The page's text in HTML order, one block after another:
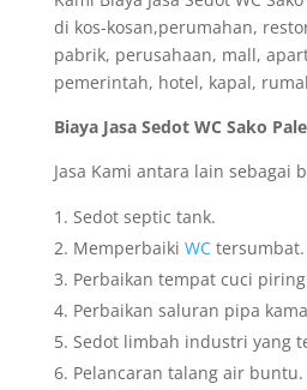
di kos-kosan,perumahan,
pabrik, perusahaan, mall,
pemerintah, hotel, kapal,
Biaya Jasa Sedot WC Sako
Jasa Kami antara lain sebagai
Sedot septic tank.
Memperbaiki WCtersumbat.
Perbaikan tempat cuci
Perbaikan saluran pipa
Sedot limbah industri yang
Pelancaran talang air buntu.